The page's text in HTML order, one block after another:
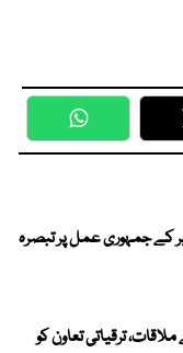
WhatsApp
کے جمہوری عمل پر تبصرہ
ترقیاتی تعاون کو